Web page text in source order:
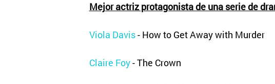
Mejor actriz protagonista de una serie de
Viola Davis- How to Get Away with Murder
Claire Foy- The Crown